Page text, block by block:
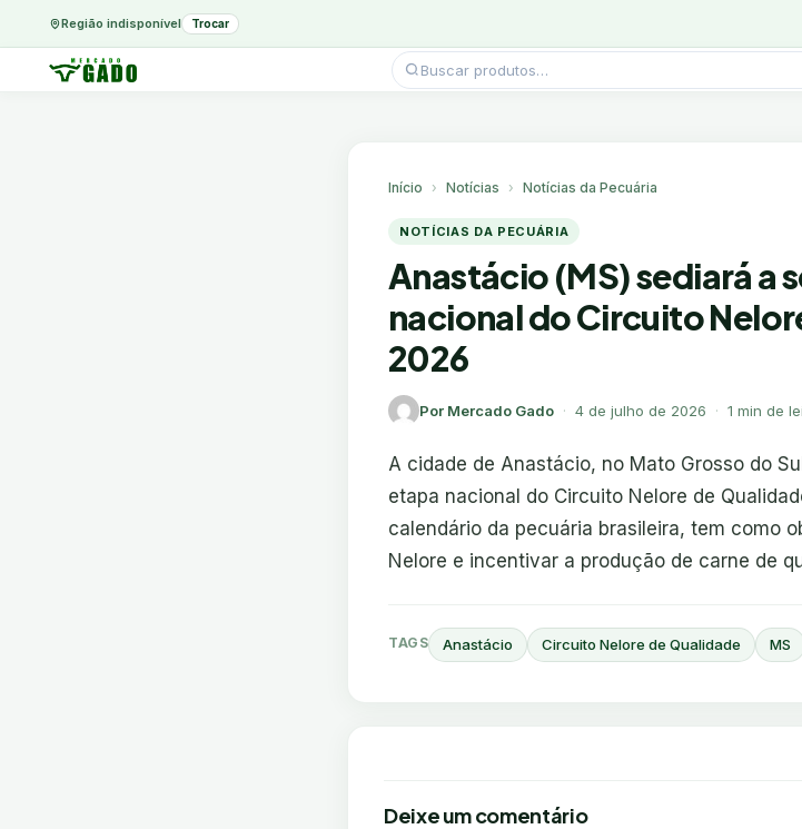
Região indisponível Trocar
Pesquisar
produtos
Início Notícias Notícias da Pecuária
NOTÍCIAS DA PECUÁRIA
Anastácio (MS) sediará a
nacional do Circuito
2026
Por Mercado Gado · 4 de julho de 2026 · 1 min de
A cidade de Anastácio, no Mato Grosso do
etapa nacional do Circuito Nelore de
calendário da pecuária brasileira, tem como
Nelore e incentivar a produção de carne de
TAGS Anastácio Circuito Nelore de Qualidade MS
Deixe um comentário